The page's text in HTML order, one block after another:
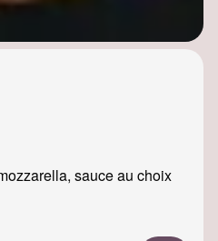
sauce au choix